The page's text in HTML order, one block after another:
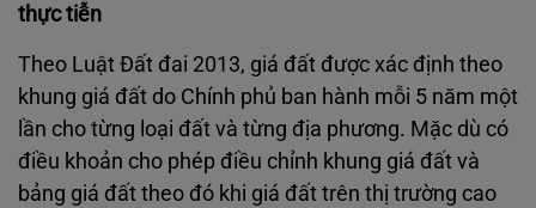
thực tiễn
Theo Luật Đất đai 2013, giá đất được xác định theo
khung giá đất do Chính phủ ban hành mỗi 5 năm một
lần cho từng loại đất và từng địa phương. Mặc dù có
điều khoản cho phép điều chỉnh khung giá đất và
bảng giá đất theo đó khi giá đất trên thị trường cao